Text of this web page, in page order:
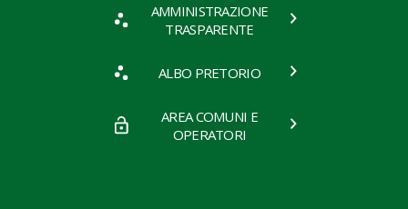
AMMINISTRAZIONE
TRASPARENTE
ALBO PRETORIO
AREA COMUNI E
OPERATORI